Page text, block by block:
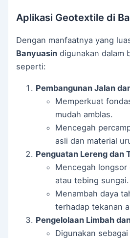
Aplikasi Geotextile di
Dengan manfaatnya yang
Banyuasin digunakan dalam
seperti:
Pembangunan Jalan
Memperkuat
mudah amblas.
Mencegah
asli dan material
Penguatan Lereng dan
Mencegah
atau tebing sungai.
Menambah daya
terhadap tekanan
Pengelolaan Limbah
Digunakan